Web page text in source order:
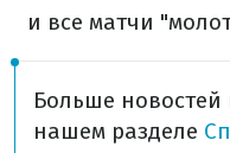
и все матчи
Больше новостей
нашем разделе